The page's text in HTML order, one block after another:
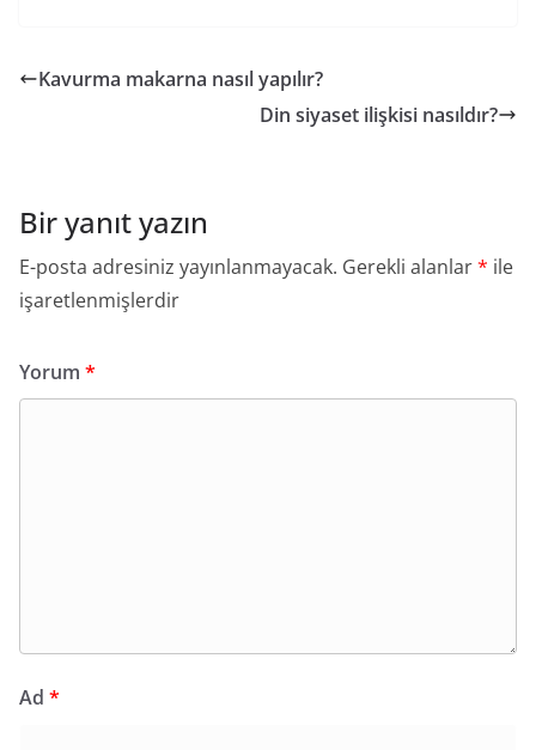
Kavurma makarna nasıl yapılır?
Din siyaset ilişkisi nasıldır?
Bir yanıt yazın
E-posta adresiniz yayınlanmayacak. Gerekli alanlar* ile
işaretlenmişlerdir
Yorum *
Ad *